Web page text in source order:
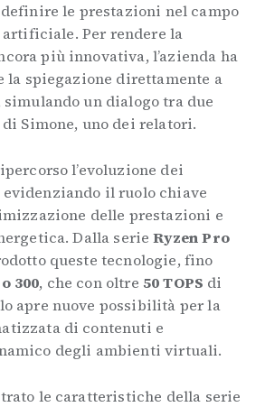
le prestazioni nel campo
Per rendere la
più innovativa, l’azienda ha
la spiegazione direttamente a
un dialogo tra due
Simone, uno dei relatori.
l’evoluzione dei
evidenziando il ruolo chiave
delle prestazioni e
Dalla serieRyzen Pro
queste tecnologie, fino
300, che con oltre 50 TOPS di
apre nuove possibilità per la
di contenuti e
degli ambienti virtuali.
le caratteristiche della serie